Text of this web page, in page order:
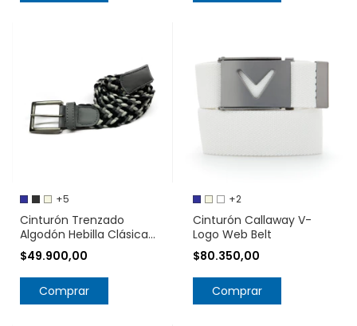
+5
Cinturón Trenzado
Algodón Hebilla Clásica
Metal
$49.900,00
Comprar
+2
Cinturón Callaway V-
Logo Web Belt
$80.350,00
Comprar